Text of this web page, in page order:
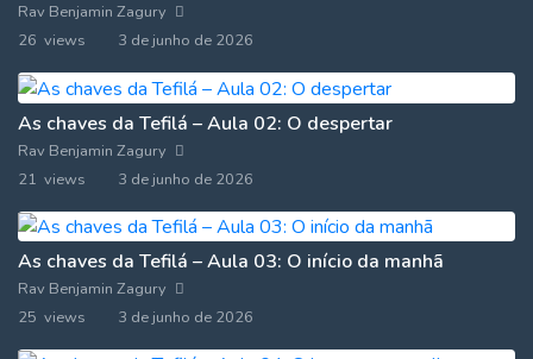
Rav Benjamin Zagury
26 views
3 de junho de 2026
As chaves da Tefilá – Aula 02: O despertar
Rav Benjamin Zagury
21 views
3 de junho de 2026
As chaves da Tefilá – Aula 03: O início da manhã
Rav Benjamin Zagury
25 views
3 de junho de 2026